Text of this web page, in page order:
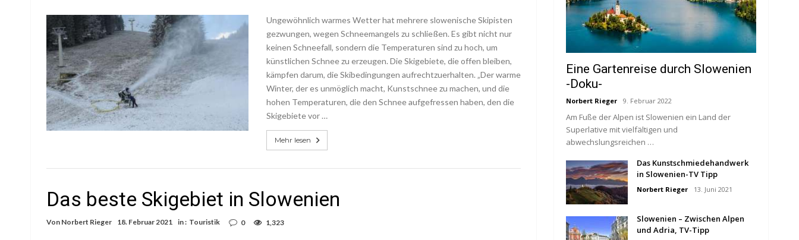
Ungewöhnlich warmes Wetter hat mehrere slowenische Skipisten
gezwungen, wegen Schneemangels zu schließen. Es gibt nicht nur
keinen Schneefall, sondern die Temperaturen sind zu hoch, um
künstlichen Schnee zu erzeugen. Die Skigebiete, die offen bleiben,
kämpfen darum, die Skibedingungen aufrechtzuerhalten. „Der warme
Winter, der es unmöglich macht, Kunstschnee zu machen, und die
hohen Temperaturen, die den Schnee aufgefressen haben, den die
Skigebiete vor …
Mehr lesen
Das beste Skigebiet in Slowenien
Von Norbert Rieger 18. Februar 2021 in : Touristik 0 1,323
Eine Gartenreise durch Slowenien
-Doku-
Norbert Rieger 9. Februar 2022
Am Fuße der Alpen ist Slowenien ein Land der
Superlative mit vielfältigen und
abwechslungsreichen …
Das Kunstschmiedehandwerk
in Slowenien-TV Tipp
Norbert Rieger 13. Juni 2021
Slowenien – Zwischen Alpen
und Adria, TV-Tipp